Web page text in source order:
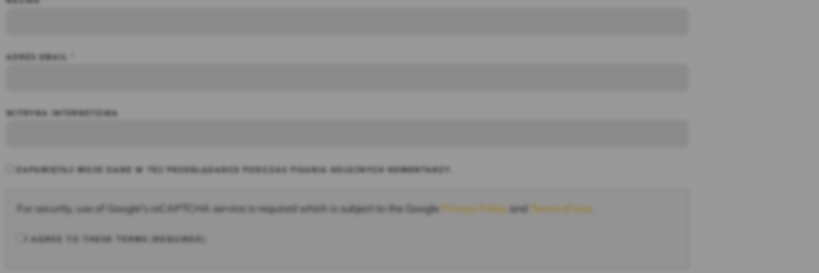
ADRES EMAIL
WITRYNA INTERNETOWA
ZAPAMIĘTAJ MOJE DANE W TEJ PRZEGLĄDARCE PODCZAS PISANIA KOLEJNYCH KOMENTARZY.
For security, use of Google's reCAPTCHA service is required which is subject to the Google Privacy Policy and Terms of Use
I AGREE TO THESE TERMS (REQUIRED).